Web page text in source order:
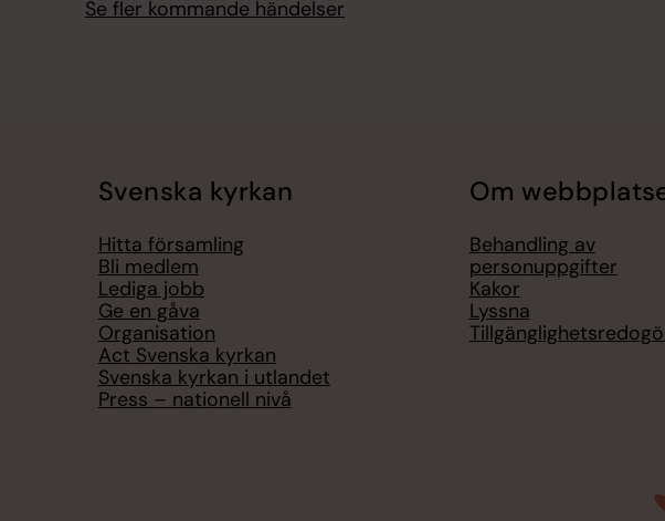
Se fler kommande händelser
Svenska kyrkan
Hitta församling
Bli medlem
Lediga jobb
Ge en gåva
Organisation
Act Svenska kyrkan
Svenska kyrkan i utlandet
Press – nationell nivå
Om
Behandling av
personuppgifter
Kakor
Lyssna